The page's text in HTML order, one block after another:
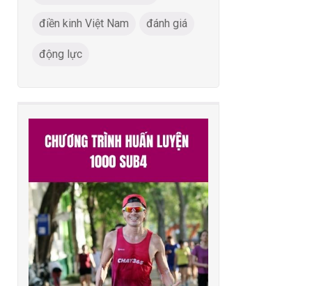
điền kinh Việt Nam đánh giá
động lực